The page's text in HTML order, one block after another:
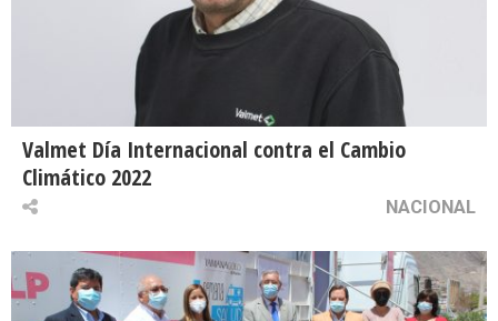
Valmet Día Internacional contra el Cambio
Climático 2022
NACIONAL